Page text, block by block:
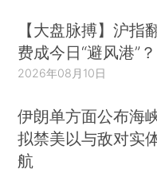
【大盘脉搏】沪指
费成今日“避风港”？
2026年08月10日
伊朗单方面公布海
拟禁美以与敌对实
航